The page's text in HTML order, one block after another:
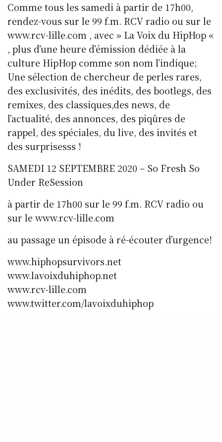
Comme tous les samedi à partir de 17h00,
rendez-vous sur le 99 f.m. RCV radio ou sur le
www.rcv-lille.com , avec » La Voix du HipHop «
, plus d’une heure d’émission dédiée à la
culture HipHop comme son nom l’indique;
Une sélection de chercheur de perles rares,
des exclusivités, des inédits, des bootlegs, des
remixes, des classiques,des news, de
l’actualité, des annonces, des piqûres de
rappel, des spéciales, du live, des invités et
des surprisesss !
SAMEDI 12 SEPTEMBRE 2020 – So Fresh So
Under ReSession
à partir de 17h00 sur le 99 f.m. RCV radio ou
sur le www.rcv-lille.com
au passage un épisode à ré-écouter d’urgence!
www.hiphopsurvivors.net
www.lavoixduhiphop.net
www.rcv-lille.com
www.twitter.com/lavoixduhiphop